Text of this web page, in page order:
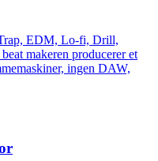
EDM, Lo-fi, Drill,
makeren producerer et
ingen DAW,